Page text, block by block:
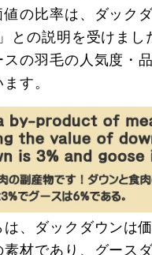
の比率は、ダック
との説明を受けまし
スの羽毛の人気度・
す。
は、ダックダウンは
材であり、グース